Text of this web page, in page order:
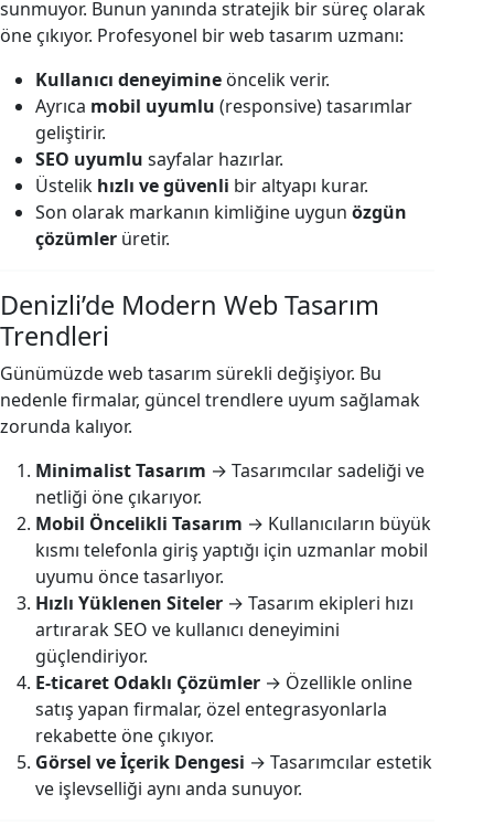
sunmuyor. Bunun yanında stratejik bir süreç olarak
öne çıkıyor. Profesyonel bir web tasarım uzmanı:
Kullanıcı deneyimine öncelik verir.
Ayrıca mobil uyumlu (responsive) tasarımlar
geliştirir.
SEO uyumlu sayfalar hazırlar.
Üstelik hızlı ve güvenli bir altyapı kurar.
Son olarak markanın kimliğine uygun özgün
çözümler üretir.
Denizli’de Modern Web Tasarım
Trendleri
Günümüzde web tasarım sürekli değişiyor. Bu
nedenle firmalar, güncel trendlere uyum sağlamak
zorunda kalıyor.
Minimalist Tasarım → Tasarımcılar sadeliği ve
netliği öne çıkarıyor.
Mobil Öncelikli Tasarım → Kullanıcıların büyük
kısmı telefonla giriş yaptığı için uzmanlar mobil
uyumu önce tasarlıyor.
Hızlı Yüklenen Siteler → Tasarım ekipleri hızı
artırarak SEO ve kullanıcı deneyimini
güçlendiriyor.
E-ticaret Odaklı Çözümler → Özellikle online
satış yapan firmalar, özel entegrasyonlarla
rekabette öne çıkıyor.
Görsel ve İçerik Dengesi → Tasarımcılar estetik
ve işlevselliği aynı anda sunuyor.